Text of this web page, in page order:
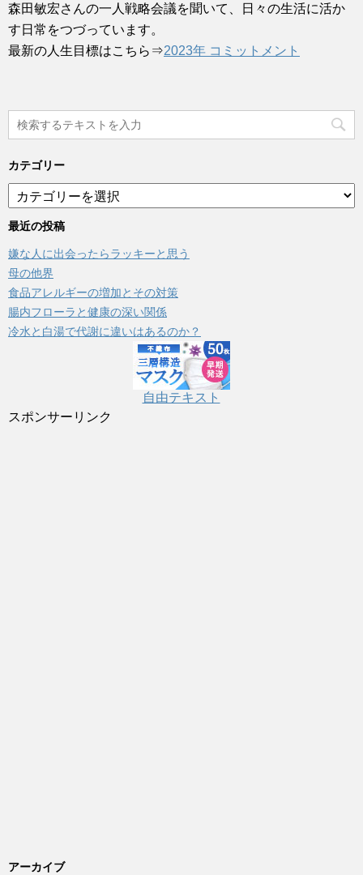
森田敏宏さんの一人戦略会議を聞いて、日々の生活に活か
す日常をつづっています。
最新の人生目標はこちら⇒2023年 コミットメント
カテゴリー
テ
ゴ
ー
最近の投稿
嫌な人に出会ったらラッキーと思う
母の他界
食品アレルギーの増加とその対策
腸内フローラと健康の深い関係
冷水と白湯で代謝に違いはあるのか？
自由テキスト
スポンサーリンク
アーカイブ